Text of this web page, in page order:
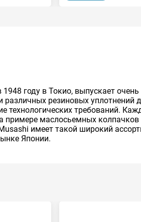
1948 году в Токио, выпускает
резиновых
технологических требований.
маслосьемных
имеет такой широкий
Японии.